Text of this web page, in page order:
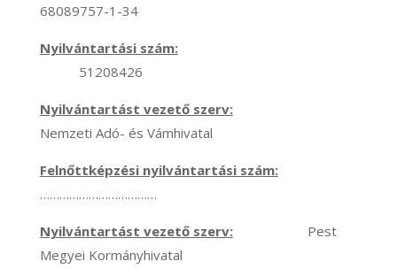
68089757-1-34
Nyilvántartási szám:
51208426
Nyilvántartást vezető szerv:
Nemzeti Adó- és Vámhivatal
Felnőttképzési nyilvántartási szám:
………………………………
Nyilvántartást vezető szerv:Pest
Megyei Kormányhivatal